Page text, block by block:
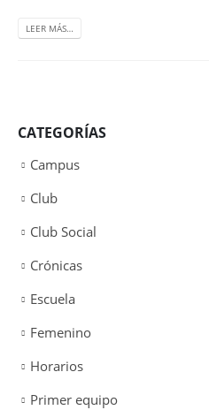
LEER MÁS…
CATEGORÍAS
Campus
Club
Club Social
Crónicas
Escuela
Femenino
Horarios
Primer equipo